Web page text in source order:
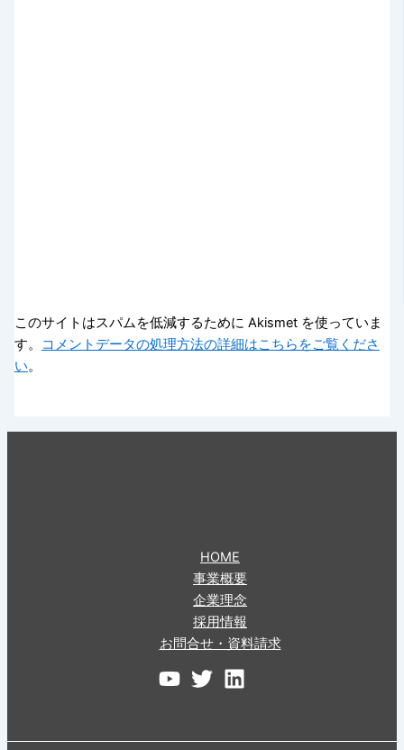
このサイトはスパムを低減するために Akismet を使っていま
す。
コメントデータの処理方法の詳細はこちらをご覧くださ
い。
HOME
事業概要
企業理念
採用情報
お問合せ・資料請求